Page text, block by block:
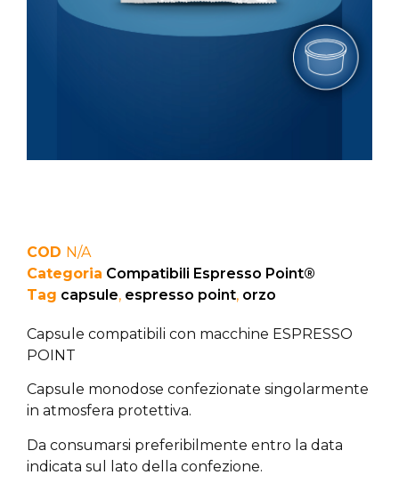
COD N/A
Categoria Compatibili Espresso Point®
Tag capsule, espresso point, orzo
Capsule compatibili con macchine ESPRESSO
POINT
Capsule monodose confezionate singolarmente
in atmosfera protettiva.
Da consumarsi preferibilmente entro la data
indicata sul lato della confezione.